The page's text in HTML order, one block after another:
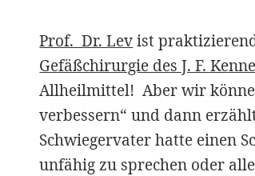
Prof. Dr. Levist
Gefäßchirurgie des J. F.
Allheilmittel! Aber wir
verbessern“ und dann
Schwiegervater hatte einen
unfähig zu sprechen oder